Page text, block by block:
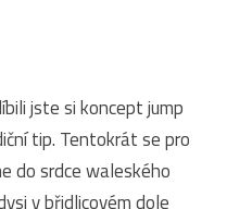
jste si koncept jump
tip. Tentokrát se pro
do srdce waleského
v břidlicovém dole